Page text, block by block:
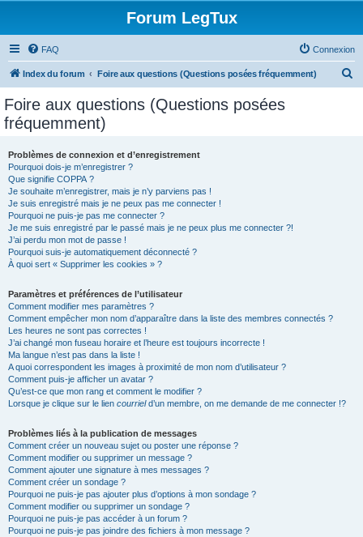
Forum LegTux
FAQ Connexion
Index du forum Foire aux questions (Questions posées fréquemment)
Foire aux questions (Questions posées
fréquemment)
Problèmes de connexion et d’enregistrement
Pourquoi dois-je m’enregistrer ?
Que signifie COPPA ?
Je souhaite m’enregistrer, mais je n’y parviens pas !
Je suis enregistré mais je ne peux pas me connecter !
Pourquoi ne puis-je pas me connecter ?
Je me suis enregistré par le passé mais je ne peux plus me connecter ?!
J’ai perdu mon mot de passe !
Pourquoi suis-je automatiquement déconnecté ?
À quoi sert « Supprimer les cookies » ?
Paramètres et préférences de l’utilisateur
Comment modifier mes paramètres ?
Comment empêcher mon nom d’apparaître dans la liste des membres connectés ?
Les heures ne sont pas correctes !
J’ai changé mon fuseau horaire et l’heure est toujours incorrecte !
Ma langue n’est pas dans la liste !
A quoi correspondent les images à proximité de mon nom d’utilisateur ?
Comment puis-je afficher un avatar ?
Qu’est-ce que mon rang et comment le modifier ?
Lorsque je clique sur le lien courrield’un membre, on me demande de me connecter !?
Problèmes liés à la publication de messages
Comment créer un nouveau sujet ou poster une réponse ?
Comment modifier ou supprimer un message ?
Comment ajouter une signature à mes messages ?
Comment créer un sondage ?
Pourquoi ne puis-je pas ajouter plus d’options à mon sondage ?
Comment modifier ou supprimer un sondage ?
Pourquoi ne puis-je pas accéder à un forum ?
Pourquoi ne puis-je pas joindre des fichiers à mon message ?